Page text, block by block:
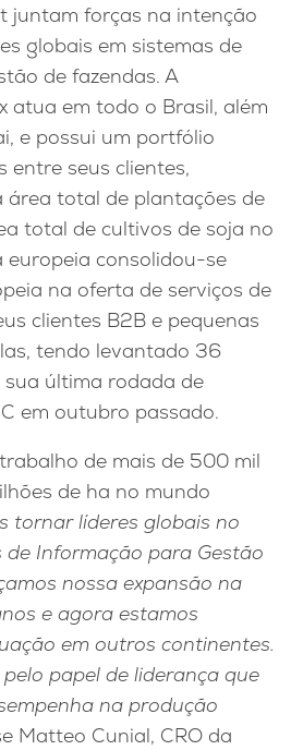
juntam forças na intenção
globais em sistemas de
de fazendas. A
atua em todo o Brasil, além
e possui um portfólio
entre seus clientes,
área total de plantações de
total de cultivos de soja no
europeia consolidou-se
na oferta de serviços de
clientes B2B e pequenas
tendo levantado 36
última rodada de
em outubro passado.
de mais de 500 mil
de ha no mundo
tornar líderes globais no
de Informação para Gestão
nossa expansão na
e agora estamos
em outros continentes.
papel de liderança que
na produção
Matteo Cunial, CRO da